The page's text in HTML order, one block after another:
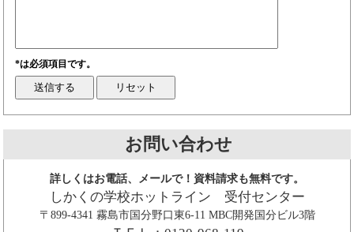
*は必須項目です。
お問い合わせ
詳しくはお電話、メールで！資料請求も無料です。
しかくの学校ホットライン 受付センター
〒899-4341 霧島市国分野口東6-11 MBC開発国分ビル3階